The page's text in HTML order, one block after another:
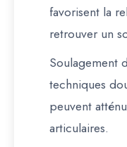
favorisent la
retrouver un
Soulagement
techniques
peuvent
articulaires.